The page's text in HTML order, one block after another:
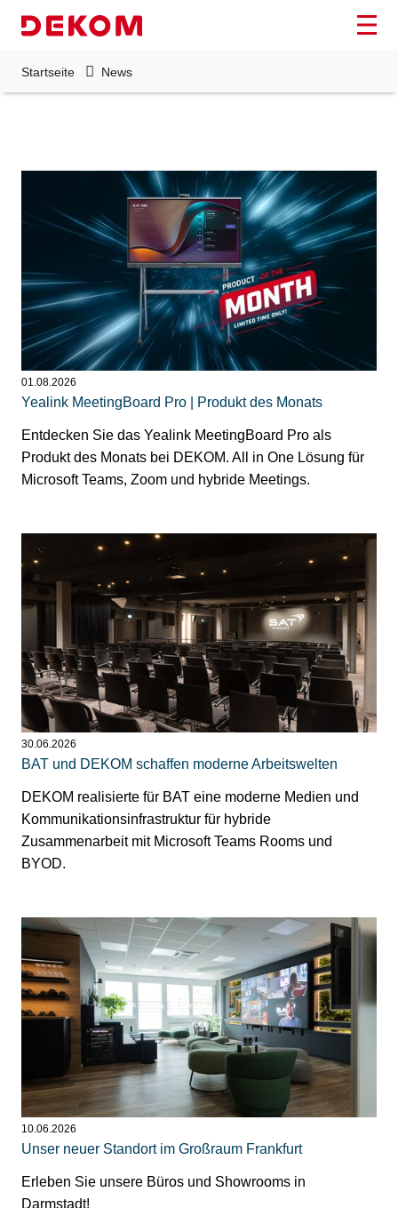
Startseite News
01.08.2026
Yealink MeetingBoard Pro | Produkt des Monats
Entdecken Sie das Yealink MeetingBoard Pro als
Produkt des Monats bei DEKOM. All in One Lösung für
Microsoft Teams, Zoom und hybride Meetings.
30.06.2026
BAT und DEKOM schaffen moderne Arbeitswelten
DEKOM realisierte für BAT eine moderne Medien und
Kommunikationsinfrastruktur für hybride
Zusammenarbeit mit Microsoft Teams Rooms und
BYOD.
10.06.2026
Unser neuer Standort im Großraum Frankfurt
Erleben Sie unsere Büros und Showrooms in
Darmstadt!